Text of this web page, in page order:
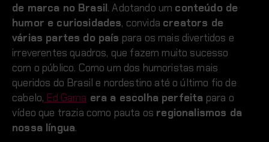
de marca no Brasil. Adotando um conteúdo de
humor e curiosidades, convida creators de
várias partes do país para os mais divertidos e
irreverentes quadros, que fazem muito sucesso
com o público. Como um dos humoristas mais
queridos do Brasil e nordestino até o último fio de
cabelo, Ed Gama era a escolha perfeita para o
vídeo que trazia como pauta os regionalismos da
nossa língua.